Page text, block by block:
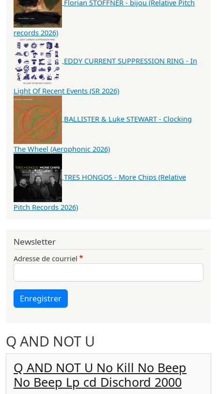
Q AND NOT U
Q AND NOT U No Kill No Beep
No Beep Lp cd Dischord 2000
Florian STOFFNER - bijou (Relative Pitch
records 2026)
EDDY CURRENT SUPPRESSION RING - In
Light Of Recent Events (SR 2026)
BALLISTER & Luke STEWART - Clocking
The Wheel (Aerophonic 2026)
TRES HONGOS - More Chips (Relative
Pitch Records 2026)
Newsletter
Adresse de courriel
Enregistrer